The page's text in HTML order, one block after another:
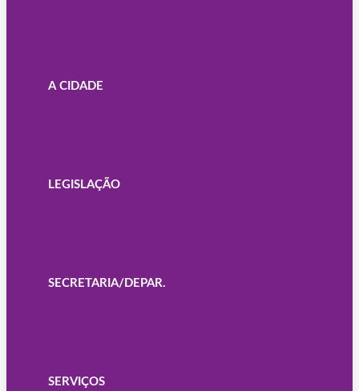
A CIDADE
LEGISLAÇÃO
SECRETARIA/DEPAR.
SERVIÇOS